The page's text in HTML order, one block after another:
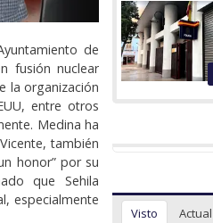
de
fusión nuclear
la organización
entre otros
Medina ha
también
honor” por su
que Sehila
especialmente
Visto Actual